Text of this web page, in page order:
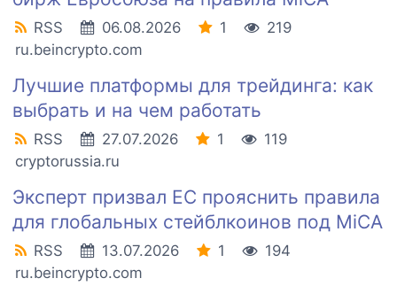
RSS 06.08.2026 1
219
ru.beincrypto.com
Лучшие платформы для трейдинга: как
выбрать и на чем работать
RSS 27.07.2026 1
119
cryptorussia.ru
Эксперт призвал ЕС прояснить правила
для глобальных стейблкоинов под MiCA
RSS 13.07.2026 1
194
ru.beincrypto.com